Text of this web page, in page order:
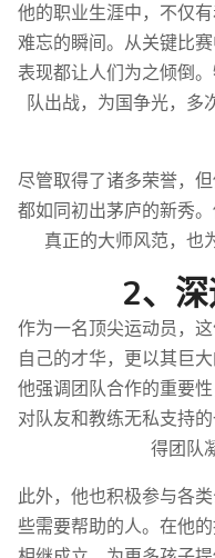
他的职业生涯中，不仅
难忘的瞬间。从关键比
表现都让人们为之倾倒
队出战，为国争光，多
尽管取得了诸多荣誉，
都如同初出茅庐的新秀
真正的大师风范，也
2、
作为一名顶尖运动员，
自己的才华，更以其巨
他强调团队合作的重要
对队友和教练无私支持
得团队
此外，他也积极参与各
些需要帮助的人。在他